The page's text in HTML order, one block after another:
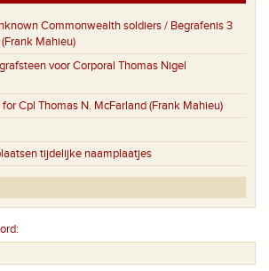
Commonwealth soldiers / Begrafenis 3
Mahieu)
voor Corporal Thomas Nigel
Cpl Thomas N. McFarland (Frank Mahieu)
tijdelijke naamplaatjes